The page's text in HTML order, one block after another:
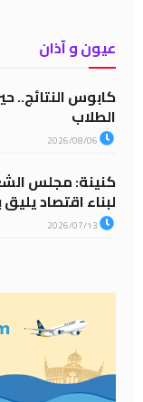
عيون و آذان
الطلاب
كنينة: مجلس
لبناء اقتصاد